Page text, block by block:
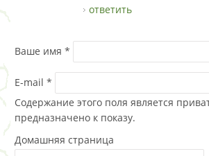
ответить
Ваше имя *
E-mail *
Содержание этого поля является
предназначено к показу.
Домашняя страница